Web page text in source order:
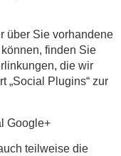
über Sie vorhandene
finden Sie
die wir
„Social Plugins“ zur
Google+
teilweise die